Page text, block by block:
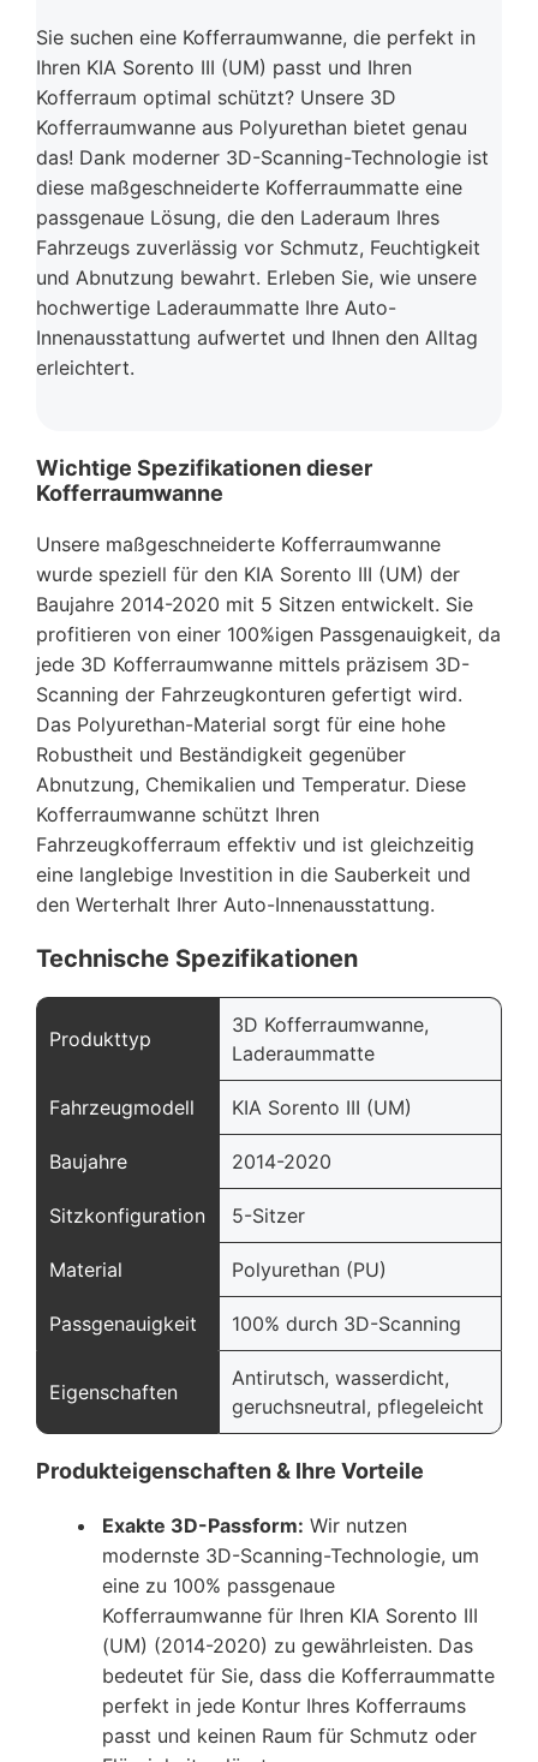
Sie suchen eine Kofferraumwanne, die perfekt in
Ihren KIA Sorento III (UM) passt und Ihren
Kofferraum optimal schützt? Unsere 3D
Kofferraumwanne aus Polyurethan bietet genau
das! Dank moderner 3D-Scanning-Technologie ist
diese maßgeschneiderte Kofferraummatte eine
passgenaue Lösung, die den Laderaum Ihres
Fahrzeugs zuverlässig vor Schmutz, Feuchtigkeit
und Abnutzung bewahrt. Erleben Sie, wie unsere
hochwertige Laderaummatte Ihre Auto-
Innenausstattung aufwertet und Ihnen den Alltag
erleichtert.
Wichtige Spezifikationen dieser
Kofferraumwanne
Unsere maßgeschneiderte Kofferraumwanne
wurde speziell für den KIA Sorento III (UM) der
Baujahre 2014-2020 mit 5 Sitzen entwickelt. Sie
profitieren von einer 100%igen Passgenauigkeit, da
jede 3D Kofferraumwanne mittels präzisem 3D-
Scanning der Fahrzeugkonturen gefertigt wird.
Das Polyurethan-Material sorgt für eine hohe
Robustheit und Beständigkeit gegenüber
Abnutzung, Chemikalien und Temperatur. Diese
Kofferraumwanne schützt Ihren
Fahrzeugkofferraum effektiv und ist gleichzeitig
eine langlebige Investition in die Sauberkeit und
den Werterhalt Ihrer Auto-Innenausstattung.
Technische Spezifikationen
Produkttyp
3D Kofferraumwanne,
Laderaummatte
Fahrzeugmodell KIA Sorento III (UM)
Baujahre 2014-2020
Sitzkonfiguration 5-Sitzer
Material Polyurethan (PU)
Passgenauigkeit 100% durch 3D-Scanning
Eigenschaften
Antirutsch, wasserdicht,
geruchsneutral, pflegeleicht
Produkteigenschaften & Ihre Vorteile
Exakte 3D-Passform: Wir nutzen
modernste 3D-Scanning-Technologie, um
eine zu 100% passgenaue
Kofferraumwanne für Ihren KIA Sorento III
(UM) (2014-2020) zu gewährleisten. Das
bedeutet für Sie, dass die Kofferraummatte
perfekt in jede Kontur Ihres Kofferraums
passt und keinen Raum für Schmutz oder